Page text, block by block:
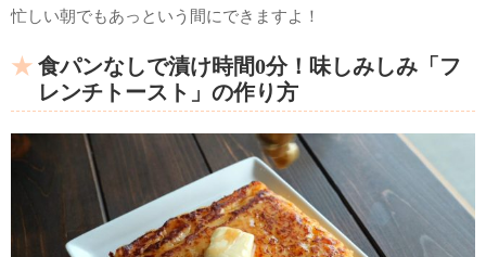
忙しい朝でもあっという間にできますよ！
食パンなしで漬け時間0分！味しみしみ「フ
レンチトースト」の作り方